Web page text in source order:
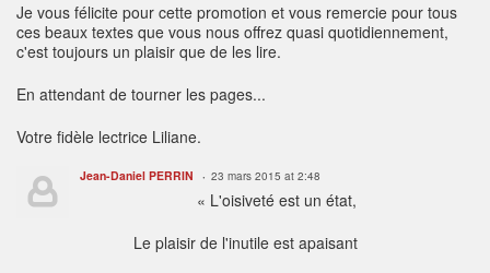
Je vous félicite pour cette promotion et vous remercie pour tous
ces beaux textes que vous nous offrez quasi quotidiennement,
c'est toujours un plaisir que de les lire.
En attendant de tourner les pages...
Votre fidèle lectrice Liliane.
Jean-Daniel PERRIN 23 mars 2015 at 2:48
« L'oisiveté est un état,
Le plaisir de l'inutile est apaisant